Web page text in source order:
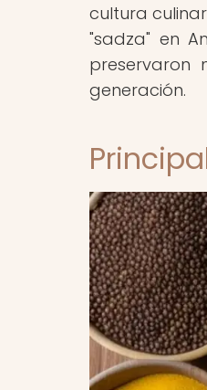
cultura
"sadza" en
preservaron
generación.